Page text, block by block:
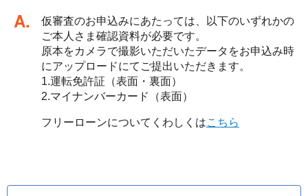
回答
仮審査のお申込みにあたっては、以下のいずれかの
ご本人さま確認資料が必要です。
原本をカメラで撮影いただいたデータをお申込み時
にアップロードにてご提出いただきます。
1.運転免許証（表面・裏面）
2.マイナンバーカード（表面）
フリーローンについてくわしくはこちら